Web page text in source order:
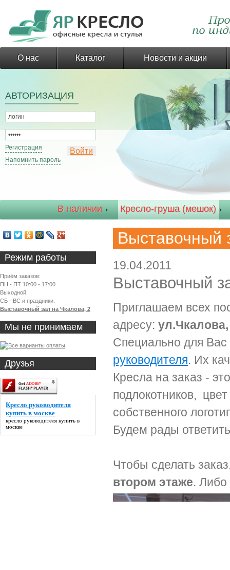
О нас Каталог Новости и акции
АВТОРИЗАЦИЯ
Регистрация
Напомнить пароль
В наличии Кресло-груша (мешок)
Выставочный
19.04.2011
Выставочный
Приглашаем всех
адресу:
Cпециально для
руководителя. Их
Кресла на заказ -
подлокотников,
собственного
Будем рады
Чтобы сделать
втором этаже. Либо
Режим работы
Приём заказов:
ПН - ПТ 10:00 - 17:00
Выходной:
СБ - ВС и праздники.
Выставочный зал на Чкалова, 2
Мы не принимаем
Друзья
Кресло руководителя
купить в москве
кресло руководителя купить в
москве